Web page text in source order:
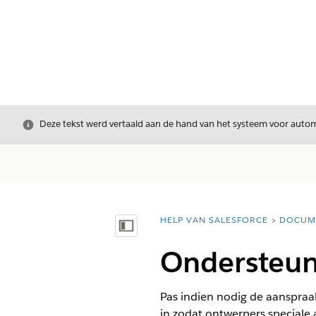
Sluiten
Deze tekst werd vertaald aan de hand van het systeem voor
Inhoudsopgave weergeven
U bent hier:
HELP VAN SALESFORCE
Pas indien nodig de